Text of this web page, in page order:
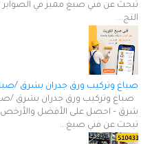
تبحث عن فني صبغ مميز في الصوابر
التج...
صباغ وتركيب ورق جدران بشرق /صباغ
تبحث عن فني صبغ...